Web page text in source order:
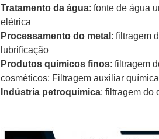
Tratamento da água: fonte de água
elétrica
Processamento do metal : filtragem
lubrificação
Produtos químicos finos: filtragem
cosméticos; Filtragem auxiliar química
Indústria petroquímica: filtragem do